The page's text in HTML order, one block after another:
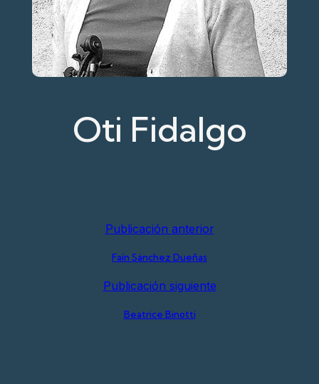
Oti Fidalgo
Publicación anterior
Faín Sánchez Dueñas
Publicación siguiente
Beatrice Binotti